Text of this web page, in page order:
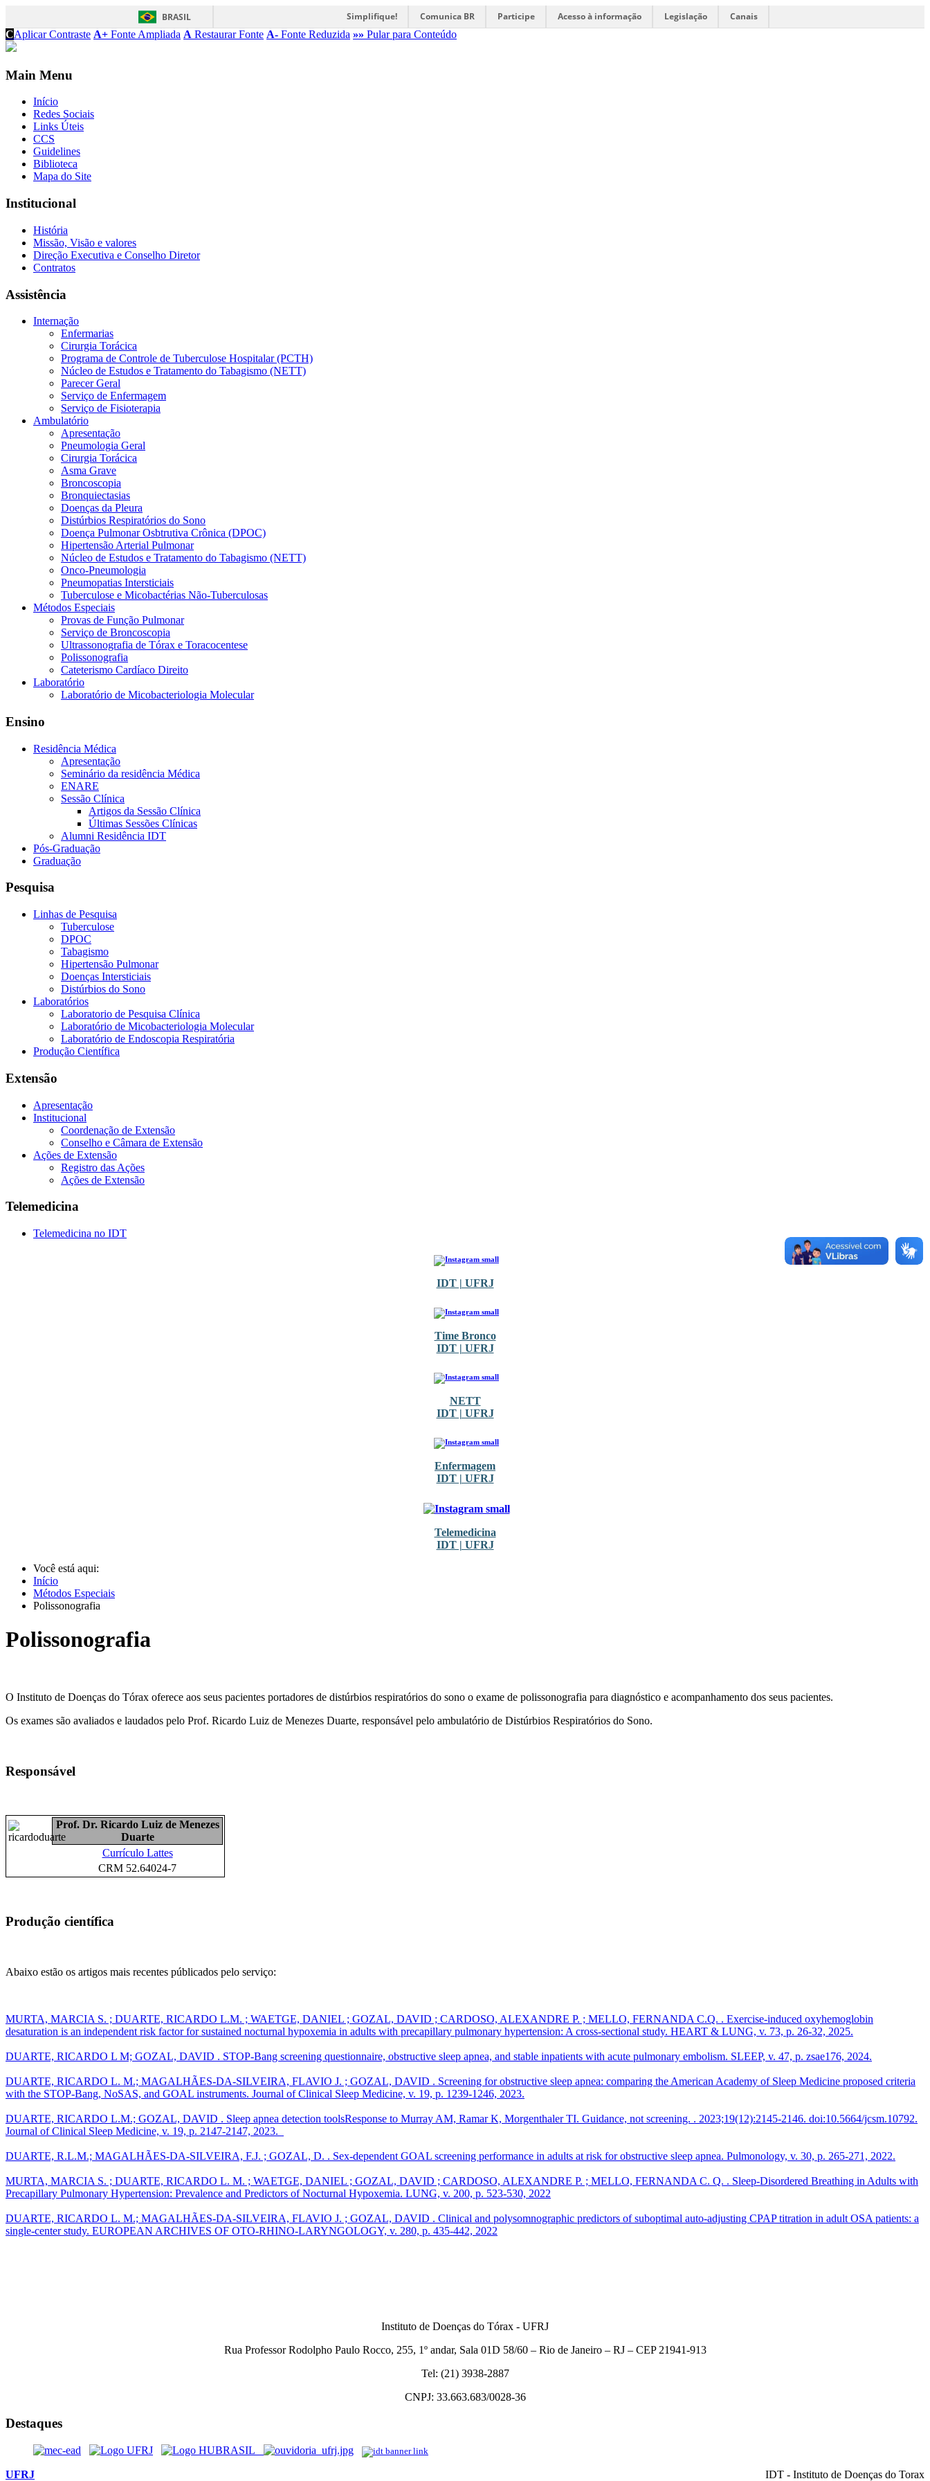
BRASIL Simplifique! Comunica BR Participe Acesso à informação Legislação
Canais
CAplicar Contraste A+ Fonte Ampliada A Restaurar Fonte A- Fonte Reduzida »» Pular para Conteúdo
Main Menu
Início
Redes Sociais
Links Úteis
CCS
Guidelines
Biblioteca
Mapa do Site
Institucional
História
Missão, Visão e valores
Direção Executiva e Conselho Diretor
Contratos
Assistência
Internação
Enfermarias
Cirurgia Torácica
Programa de Controle de Tuberculose Hospitalar (PCTH)
Núcleo de Estudos e Tratamento do Tabagismo (NETT)
Parecer Geral
Serviço de Enfermagem
Serviço de Fisioterapia
Ambulatório
Apresentação
Pneumologia Geral
Cirurgia Torácica
Asma Grave
Broncoscopia
Bronquiectasias
Doenças da Pleura
Distúrbios Respiratórios do Sono
Doença Pulmonar Osbtrutiva Crônica (DPOC)
Hipertensão Arterial Pulmonar
Núcleo de Estudos e Tratamento do Tabagismo (NETT)
Onco-Pneumologia
Pneumopatias Intersticiais
Tuberculose e Micobactérias Não-Tuberculosas
Métodos Especiais
Provas de Função Pulmonar
Serviço de Broncoscopia
Ultrassonografia de Tórax e Toracocentese
Polissonografia
Cateterismo Cardíaco Direito
Laboratório
Laboratório de Micobacteriologia Molecular
Ensino
Residência Médica
Apresentação
Seminário da residência Médica
ENARE
Sessão Clínica
Artigos da Sessão Clínica
Últimas Sessões Clínicas
Alumni Residência IDT
Pós-Graduação
Graduação
Pesquisa
Linhas de Pesquisa
Tuberculose
DPOC
Tabagismo
Hipertensão Pulmonar
Doenças Intersticiais
Distúrbios do Sono
Laboratórios
Laboratorio de Pesquisa Clínica
Laboratório de Micobacteriologia Molecular
Laboratório de Endoscopia Respiratória
Produção Científica
Extensão
Apresentação
Institucional
Coordenação de Extensão
Conselho e Câmara de Extensão
Ações de Extensão
Registro das Ações
Ações de Extensão
Telemedicina
Telemedicina no IDT
IDT | UFRJ
Time Bronco
IDT | UFRJ
NETT
IDT | UFRJ
Enfermagem
IDT | UFRJ
Telemedicina
IDT | UFRJ
Você está aqui:
Início
Métodos Especiais
Polissonografia
Polissonografia
O Instituto de Doenças do Tórax oferece aos seus pacientes portadores de distúrbios respiratórios do sono o exame de polissonografia para diagnóstico e acompanhamento dos seus pacientes.
Os exames são avaliados e laudados pelo Prof. Ricardo Luiz de Menezes Duarte, responsável pelo ambulatório de Distúrbios Respiratórios do Sono.
Responsável
Prof. Dr. Ricardo Luiz de Menezes
Duarte
Currículo Lattes
CRM 52.64024-7
Produção científica
Abaixo estão os artigos mais recentes públicados pelo serviço:
MURTA, MARCIA S. ; DUARTE, RICARDO L.M. ; WAETGE, DANIEL ; GOZAL, DAVID ; CARDOSO, ALEXANDRE P. ; MELLO, FERNANDA C.Q. . Exercise-induced oxyhemoglobin
desaturation is an independent risk factor for sustained nocturnal hypoxemia in adults with precapillary pulmonary hypertension: A cross-sectional study. HEART & LUNG, v. 73, p. 26-32, 2025.
DUARTE, RICARDO L M; GOZAL, DAVID . STOP-Bang screening questionnaire, obstructive sleep apnea, and stable inpatients with acute pulmonary embolism. SLEEP, v. 47, p. zsae176, 2024.
DUARTE, RICARDO L. M.; MAGALHÃES-DA-SILVEIRA, FLAVIO J. ; GOZAL, DAVID . Screening for obstructive sleep apnea: comparing the American Academy of Sleep Medicine proposed criteria
with the STOP-Bang, NoSAS, and GOAL instruments. Journal of Clinical Sleep Medicine, v. 19, p. 1239-1246, 2023.
DUARTE, RICARDO L.M.; GOZAL, DAVID . Sleep apnea detection toolsResponse to Murray AM, Ramar K, Morgenthaler TI. Guidance, not screening. . 2023;19(12):2145-2146. doi:10.5664/jcsm.10792.
Journal of Clinical Sleep Medicine, v. 19, p. 2147-2147, 2023.
DUARTE, R.L.M.; MAGALHÃES-DA-SILVEIRA, F.J. ; GOZAL, D. . Sex-dependent GOAL screening performance in adults at risk for obstructive sleep apnea. Pulmonology, v. 30, p. 265-271, 2022.
MURTA, MARCIA S. ; DUARTE, RICARDO L. M. ; WAETGE, DANIEL ; GOZAL, DAVID ; CARDOSO, ALEXANDRE P. ; MELLO, FERNANDA C. Q. . Sleep-Disordered Breathing in Adults with
Precapillary Pulmonary Hypertension: Prevalence and Predictors of Nocturnal Hypoxemia. LUNG, v. 200, p. 523-530, 2022
DUARTE, RICARDO L. M.; MAGALHÃES-DA-SILVEIRA, FLAVIO J. ; GOZAL, DAVID . Clinical and polysomnographic predictors of suboptimal auto-adjusting CPAP titration in adult OSA patients: a
single-center study. EUROPEAN ARCHIVES OF OTO-RHINO-LARYNGOLOGY, v. 280, p. 435-442, 2022
Instituto de Doenças do Tórax - UFRJ
Rua Professor Rodolpho Paulo Rocco, 255, 1º andar, Sala 01D 58/60 – Rio de Janeiro – RJ – CEP 21941-913
Tel: (21) 3938-2887
CNPJ: 33.663.683/0028-36
Destaques
UFRJ IDT - Instituto de Doenças do Torax